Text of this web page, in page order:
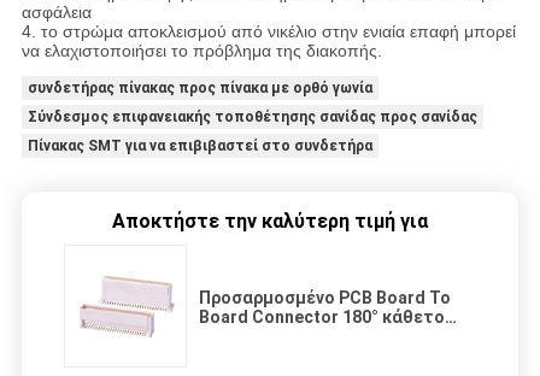
ασφάλεια
4. το στρώμα αποκλεισμού από νικέλιο στην ενιαία επαφή μπορεί
να ελαχιστοποιήσει το πρόβλημα της διακοπής.
συνδετήρας πίνακας προς πίνακα με ορθό γωνία
Σύνδεσμος επιφανειακής τοποθέτησης σανίδας προς σανίδας
Πίνακας SMT για να επιβιβαστεί στο συνδετήρα
Αποκτήστε την καλύτερη τιμή για
Προσαρμοσμένο PCB Board To
Board Connector 180° κάθετο